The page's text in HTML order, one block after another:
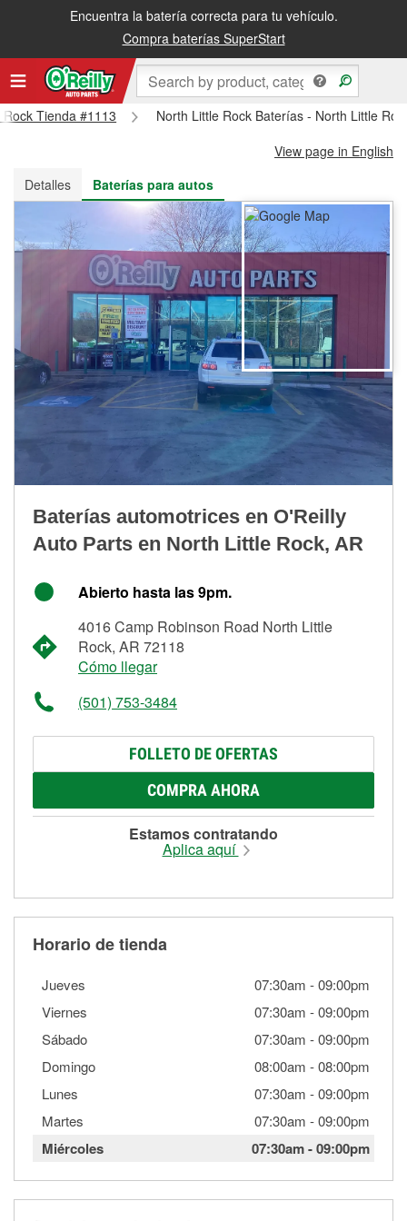
Encuentra la batería correcta para tu vehículo.
Compra baterías SuperStart
Recibe tu orden gratis al día siguiente o recógela en la tienda
Tienda #1113
North Little Rock Baterías - North Little
View page in English
Detalles
Baterías para autos
Baterías automotrices en O'Reilly
Auto Parts en North Little Rock, AR
Abierto hasta las 9pm.
4016 Camp Robinson Road North Little
Rock, AR 72118
Cómo llegar
(501) 753-3484
FOLLETO DE OFERTAS
COMPRA AHORA
Estamos contratando
Aplica aquí
Horario de tienda
Jueves 07:30am -09:00pm
Viernes
07:30am -09:00pm
Sábado
07:30am -09:00pm
Domingo
08:00am -08:00pm
Lunes
07:30am -09:00pm
Martes
07:30am -09:00pm
Miércoles 07:30am-09:00pm